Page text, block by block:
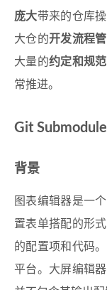
庞大带来的仓库
大仓的开发流程
大量的约定和规范
常推进。
Git
背景
图表编辑器是一
置表单搭配的形
的配置项和代码
平台。大屏编辑